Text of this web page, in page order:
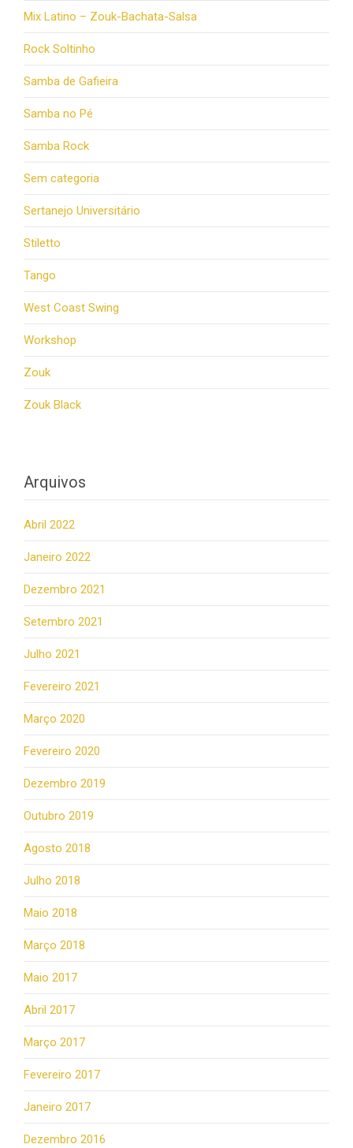
Mix Latino – Zouk-Bachata-Salsa
Rock Soltinho
Samba de Gafieira
Samba no Pé
Samba Rock
Sem categoria
Sertanejo Universitário
Stiletto
Tango
West Coast Swing
Workshop
Zouk
Zouk Black
Arquivos
Abril 2022
Janeiro 2022
Dezembro 2021
Setembro 2021
Julho 2021
Fevereiro 2021
Março 2020
Fevereiro 2020
Dezembro 2019
Outubro 2019
Agosto 2018
Julho 2018
Maio 2018
Março 2018
Maio 2017
Abril 2017
Março 2017
Fevereiro 2017
Janeiro 2017
Dezembro 2016